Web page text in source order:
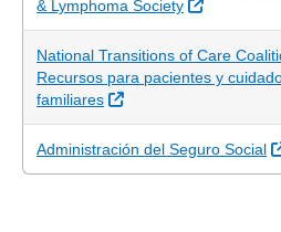
& Lymphoma Society
Sitio
National Transitions of Care
Recursos para pacientes y
familiares
Sitio Externo
Administración del Seguro Social